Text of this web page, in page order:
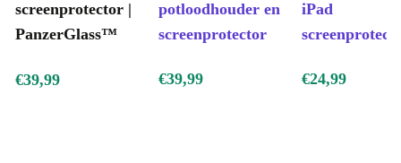
screenprotector |
PanzerGlass™
potloodhouder en
screenprotector
iPad
€39,99 €39,99 €24,99